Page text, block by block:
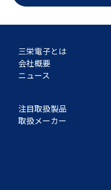
三栄電子とは
会社概要
ニュース
注目取扱製品
取扱メーカー